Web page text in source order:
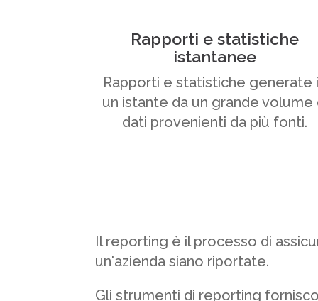
Rapporti e statistiche
istantanee
Rapporti e statistiche generate
un istante da un grande volume
dati provenienti da più fonti.
Il reporting è il processo di
un'azienda siano riportate.
Gli strumenti di reporting